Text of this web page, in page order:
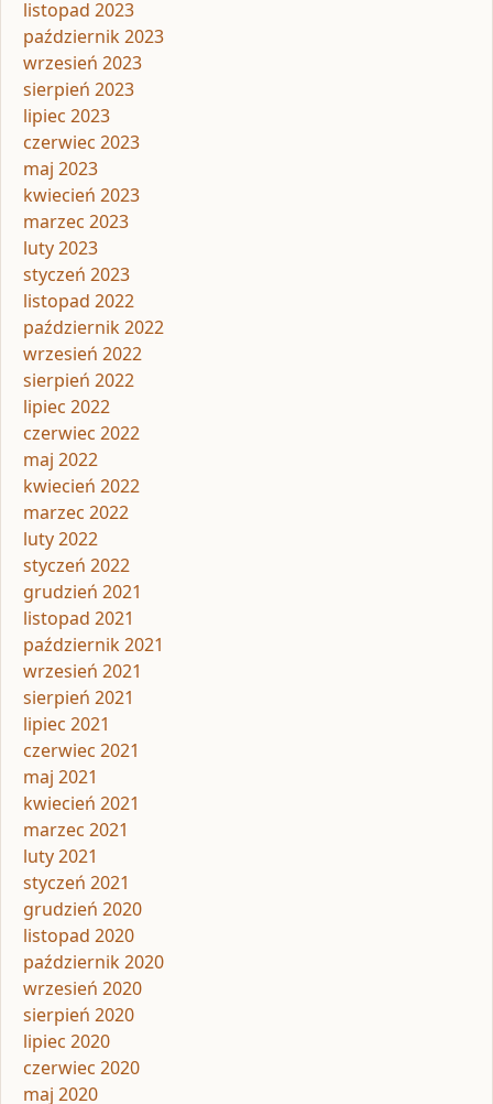
listopad 2023
październik 2023
wrzesień 2023
sierpień 2023
lipiec 2023
czerwiec 2023
maj 2023
kwiecień 2023
marzec 2023
luty 2023
styczeń 2023
listopad 2022
październik 2022
wrzesień 2022
sierpień 2022
lipiec 2022
czerwiec 2022
maj 2022
kwiecień 2022
marzec 2022
luty 2022
styczeń 2022
grudzień 2021
listopad 2021
październik 2021
wrzesień 2021
sierpień 2021
lipiec 2021
czerwiec 2021
maj 2021
kwiecień 2021
marzec 2021
luty 2021
styczeń 2021
grudzień 2020
listopad 2020
październik 2020
wrzesień 2020
sierpień 2020
lipiec 2020
czerwiec 2020
maj 2020